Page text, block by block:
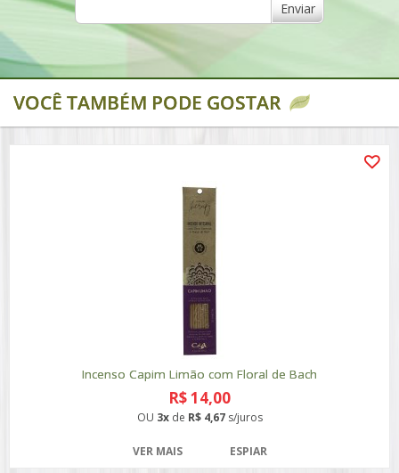
Enviar
VOCÊ TAMBÉM PODE GOSTAR
Incenso Capim Limão com Floral de Bach
R$ 14,00
OU 3xde R$ 4,67s/juros
VER MAIS ESPIAR